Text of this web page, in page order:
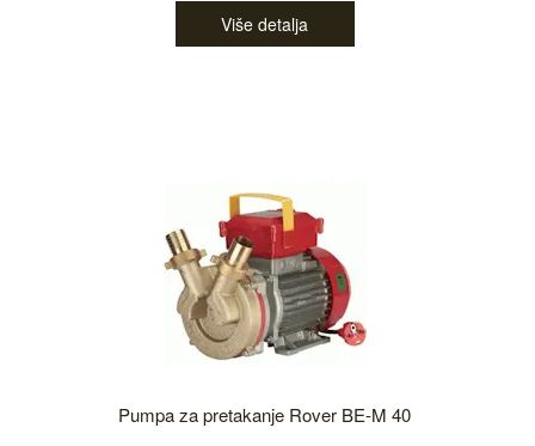
Više detalja
Pumpa za pretakanje Rover BE-M 40